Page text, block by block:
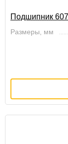
Подшипник
Размеры, мм